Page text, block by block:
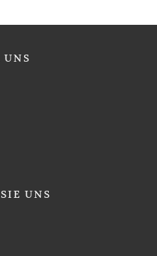
UNS
SIE UNS